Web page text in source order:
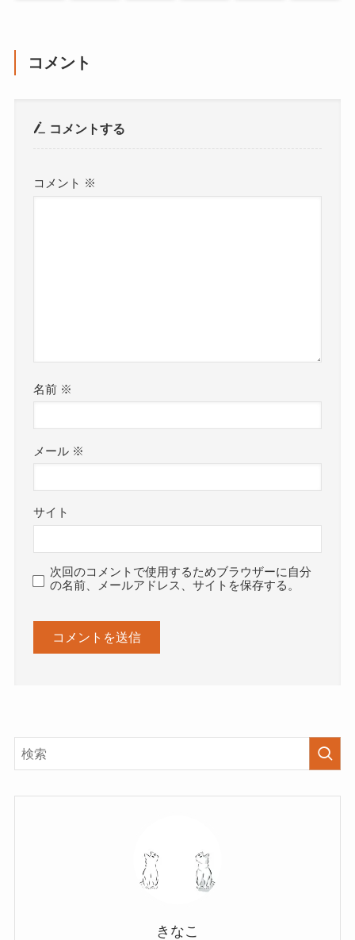
コメント
コメントする
コメント ※
名前 ※
メール ※
サイト
次回のコメントで使用するためブラウザーに自分
の名前、メールアドレス、サイトを保存する。
きなこ